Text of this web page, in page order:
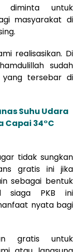
diminta untuk
masyarakat di
realisasikan. Di
sudah
tersebar di
Suhu Udara
Capai 34°C
tidak sungkan
gratis ini jika
sebagai bentuk
siaga PKB ini
nyata bagi
gratis untuk